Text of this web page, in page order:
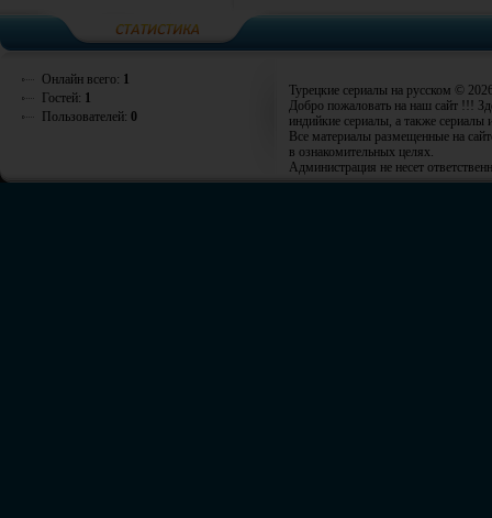
Онлайн всего: 1
Гостей: 1
Пользователей: 0
Турецкие сериалы на русском ©
Добро пожаловать на наш сайт !!!
индийкие сериалы, а также сериалы
Все материалы размещенные на
в ознакомительных целях.
Администрация не несет